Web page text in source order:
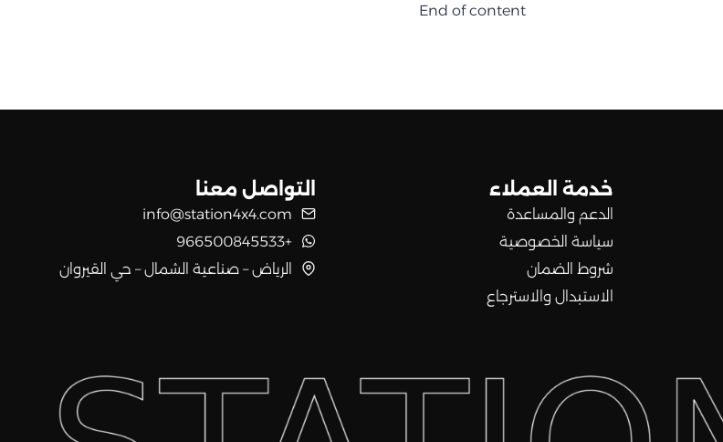
End of content
خدمة العملاء
الدعم والمساعدة
سياسة الخصوصية
شروط الضمان
الاستبدال والاسترجاع
التواصل معنا
info@station4x4.com
+966500845533
الرياض – صناعية الشمال – حي القيروان